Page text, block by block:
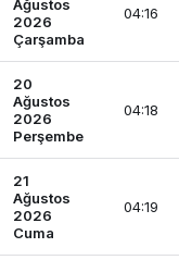
Ağustos
2026
Çarşamba
04:16
20
Ağustos
2026
Perşembe
04:18
21
Ağustos
2026
Cuma
04:19